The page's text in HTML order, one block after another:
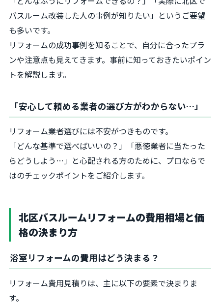
バスルーム改装した人の事例が知りたい」というご要望
も多いです。
リフォームの成功事例を知ることで、自分に合ったプラ
ンや注意点も見えてきます。事前に知っておきたいポイン
トを解説します。
「安心して頼める業者の選び方がわからない…」
リフォーム業者選びには不安がつきものです。
「どんな基準で選べばいいの？」「悪徳業者に当たった
らどうしよう…」と心配される方のために、プロならで
はのチェックポイントをご紹介します。
北区バスルームリフォームの費用相場と価
格の決まり方
浴室リフォームの費用はどう決まる？
リフォーム費用見積りは、主に以下の要素で決まりま
す。